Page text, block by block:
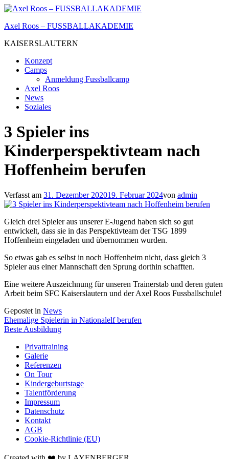
Zum
springen
Axel Roos – FUSSBALLAKADEMIE
KAISERSLAUTERN
Konzept
Camps
Anmeldung Fussballcamp
Axel Roos
News
Soziales
3 Spieler ins
Kinderperspektivteam nach
Hoffenheim berufen
Verfasst am 31. Dezember 202019. Februar 2024von admin
Gleich drei Spieler aus unserer E-Jugend haben sich so gut
entwickelt, dass sie in das Perspektivteam der TSG 1899
Hoffenheim eingeladen und übernommen wurden.
So etwas gab es selbst in noch Hoffenheim nicht, dass gleich 3
Spieler aus einer Mannschaft den Sprung dorthin schafften.
Eine weitere Auszeichnung für unseren Trainerstab und deren guten
Arbeit beim SFC Kaiserslautern und der Axel Roos Fussballschule!
Gepostet in News
Beitragsnavigation
Ehemalige Spielerin in Nationalelf berufen
Beste Ausbildung
Privattraining
Galerie
Referenzen
On Tour
Kindergeburtstage
Talentförderung
Impressum
Datenschutz
Kontakt
AGB
Cookie-Richtlinie (EU)